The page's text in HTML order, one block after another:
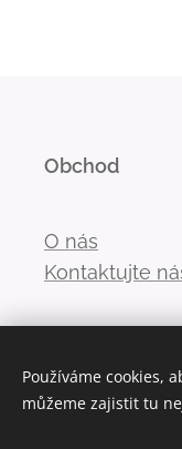
Obchod
O nás
Kontaktujte
Vytvořeno službou
Používáme cookies,
můžeme zajistit tu